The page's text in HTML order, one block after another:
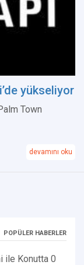
yükseliyor
Town
devamını oku
POPÜLER HABERLER
ile Konutta 0